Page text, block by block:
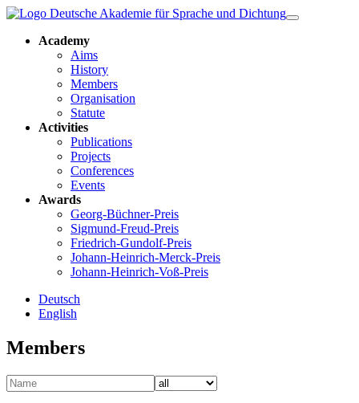
Academy
Aims
History
Members
Organisation
Statute
Activities
Publications
Projects
Conferences
Events
Awards
Georg-Büchner-Preis
Sigmund-Freud-Preis
Friedrich-Gundolf-Preis
Johann-Heinrich-Merck-Preis
Johann-Heinrich-Voß-Preis
Deutsch
English
Members